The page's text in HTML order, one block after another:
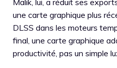
Malik, lui, a réduit ses
une carte graphique plus
DLSS dans les moteurs
final, une carte graphique
productivité, pas un simple